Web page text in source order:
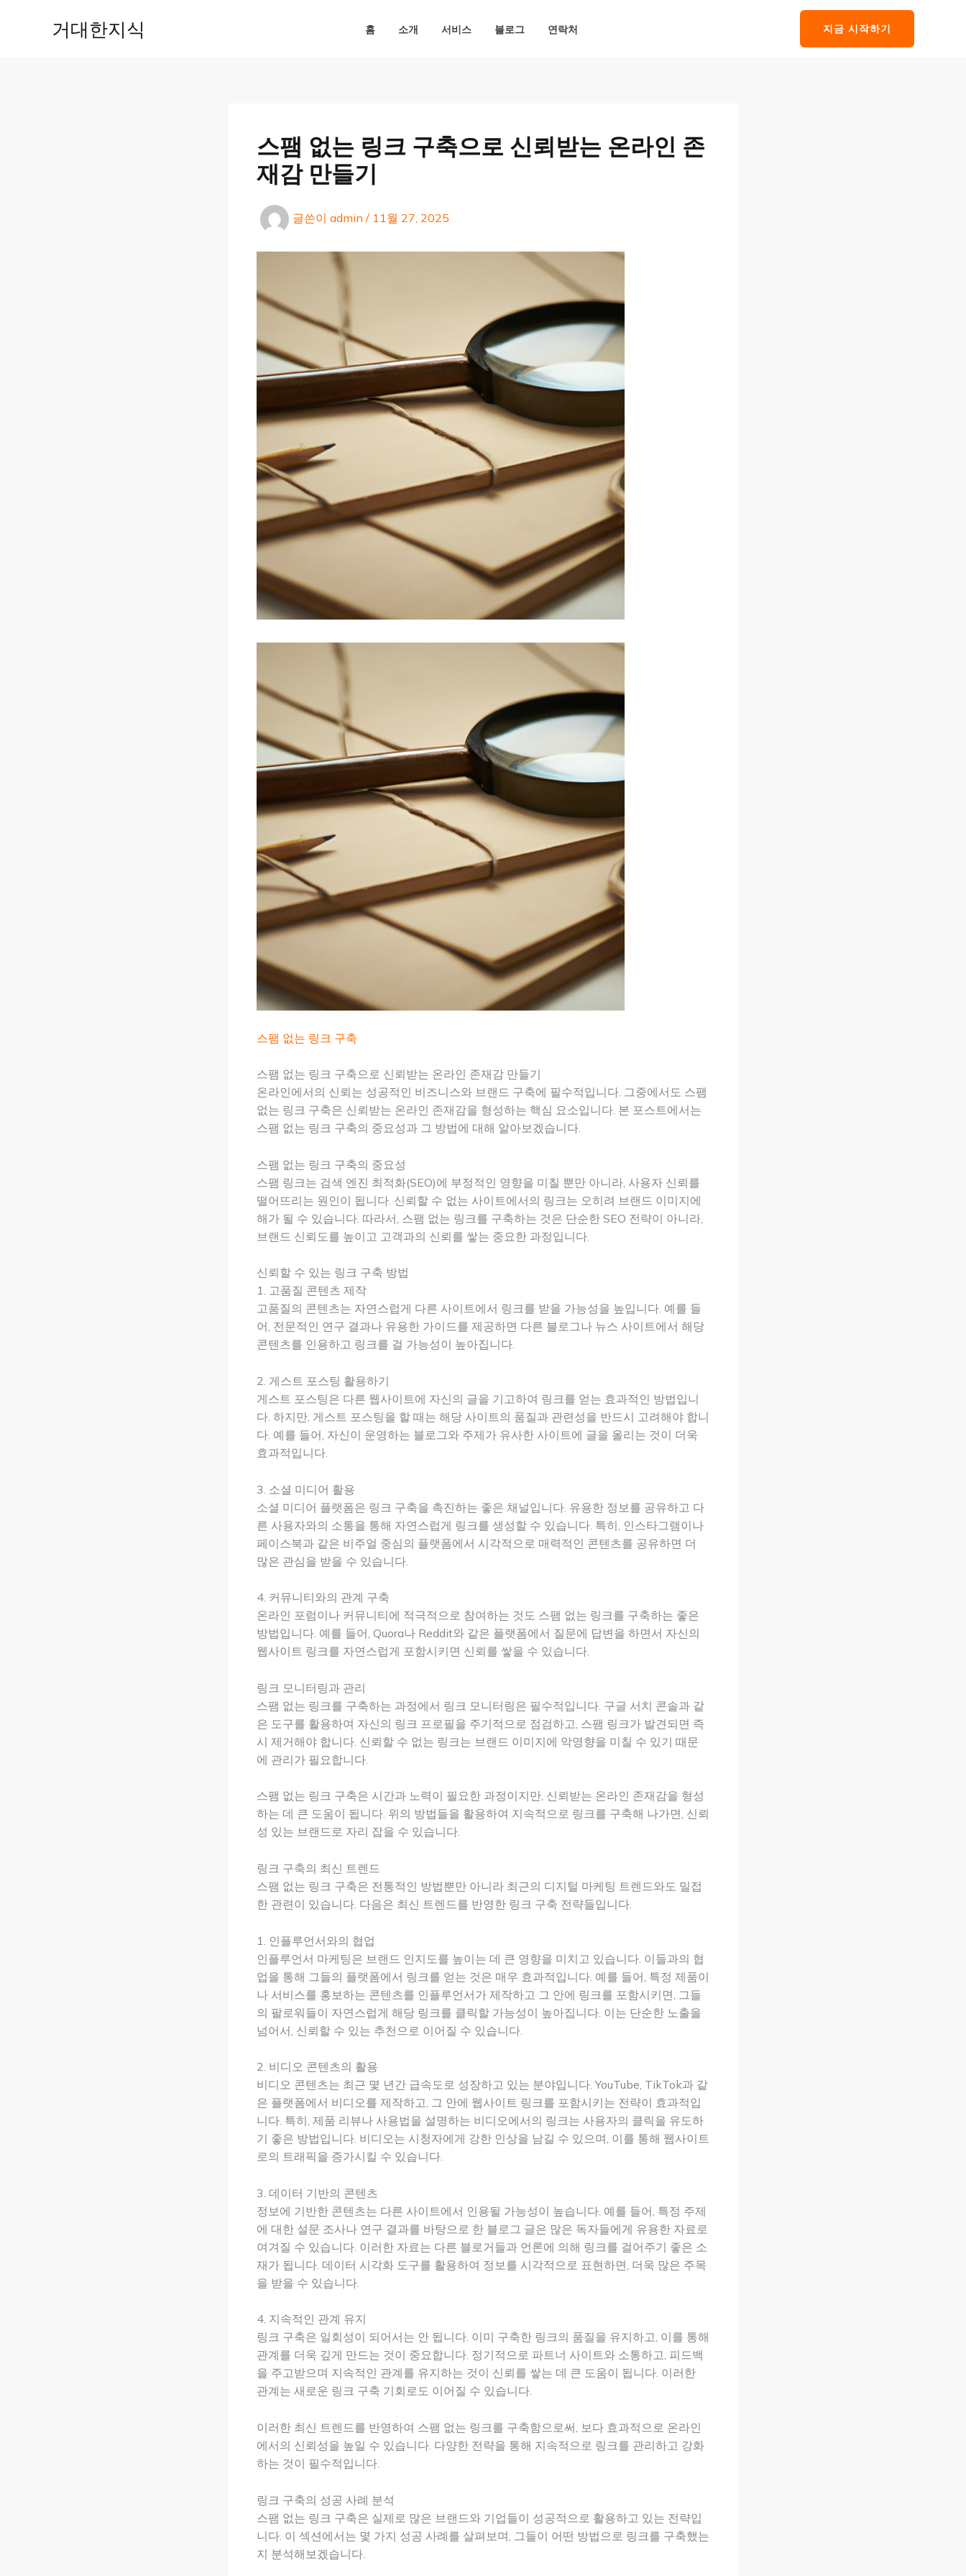
거대한지식 홈 소개 서비스 블로그 연락처 지금 시작하기
스팸 없는 링크 구축으로 신뢰받는 온라인 존
재감 만들기
글쓴이 admin / 11월 27, 2025
스팸 없는 링크 구축
스팸 없는 링크 구축으로 신뢰받는 온라인 존재감 만들기
온라인에서의 신뢰는 성공적인 비즈니스와 브랜드 구축에 필수적입니다. 그중에서도 스팸
없는 링크 구축은 신뢰받는 온라인 존재감을 형성하는 핵심 요소입니다. 본 포스트에서는
스팸 없는 링크 구축의 중요성과 그 방법에 대해 알아보겠습니다.
스팸 없는 링크 구축의 중요성
스팸 링크는 검색 엔진 최적화(SEO)에 부정적인 영향을 미칠 뿐만 아니라, 사용자 신뢰를
떨어뜨리는 원인이 됩니다. 신뢰할 수 없는 사이트에서의 링크는 오히려 브랜드 이미지에
해가 될 수 있습니다. 따라서, 스팸 없는 링크를 구축하는 것은 단순한 SEO 전략이 아니라,
브랜드 신뢰도를 높이고 고객과의 신뢰를 쌓는 중요한 과정입니다.
신뢰할 수 있는 링크 구축 방법
1. 고품질 콘텐츠 제작
고품질의 콘텐츠는 자연스럽게 다른 사이트에서 링크를 받을 가능성을 높입니다. 예를 들
어, 전문적인 연구 결과나 유용한 가이드를 제공하면 다른 블로그나 뉴스 사이트에서 해당
콘텐츠를 인용하고 링크를 걸 가능성이 높아집니다.
2. 게스트 포스팅 활용하기
게스트 포스팅은 다른 웹사이트에 자신의 글을 기고하여 링크를 얻는 효과적인 방법입니
다. 하지만, 게스트 포스팅을 할 때는 해당 사이트의 품질과 관련성을 반드시 고려해야 합니
다. 예를 들어, 자신이 운영하는 블로그와 주제가 유사한 사이트에 글을 올리는 것이 더욱
효과적입니다.
3. 소셜 미디어 활용
소셜 미디어 플랫폼은 링크 구축을 촉진하는 좋은 채널입니다. 유용한 정보를 공유하고 다
른 사용자와의 소통을 통해 자연스럽게 링크를 생성할 수 있습니다. 특히, 인스타그램이나
페이스북과 같은 비주얼 중심의 플랫폼에서 시각적으로 매력적인 콘텐츠를 공유하면 더
많은 관심을 받을 수 있습니다.
4. 커뮤니티와의 관계 구축
온라인 포럼이나 커뮤니티에 적극적으로 참여하는 것도 스팸 없는 링크를 구축하는 좋은
방법입니다. 예를 들어, Quora나 Reddit와 같은 플랫폼에서 질문에 답변을 하면서 자신의
웹사이트 링크를 자연스럽게 포함시키면 신뢰를 쌓을 수 있습니다.
링크 모니터링과 관리
스팸 없는 링크를 구축하는 과정에서 링크 모니터링은 필수적입니다. 구글 서치 콘솔과 같
은 도구를 활용하여 자신의 링크 프로필을 주기적으로 점검하고, 스팸 링크가 발견되면 즉
시 제거해야 합니다. 신뢰할 수 없는 링크는 브랜드 이미지에 악영향을 미칠 수 있기 때문
에 관리가 필요합니다.
스팸 없는 링크 구축은 시간과 노력이 필요한 과정이지만, 신뢰받는 온라인 존재감을 형성
하는 데 큰 도움이 됩니다. 위의 방법들을 활용하여 지속적으로 링크를 구축해 나가면, 신뢰
성 있는 브랜드로 자리 잡을 수 있습니다.
링크 구축의 최신 트렌드
스팸 없는 링크 구축은 전통적인 방법뿐만 아니라 최근의 디지털 마케팅 트렌드와도 밀접
한 관련이 있습니다. 다음은 최신 트렌드를 반영한 링크 구축 전략들입니다.
1. 인플루언서와의 협업
인플루언서 마케팅은 브랜드 인지도를 높이는 데 큰 영향을 미치고 있습니다. 이들과의 협
업을 통해 그들의 플랫폼에서 링크를 얻는 것은 매우 효과적입니다. 예를 들어, 특정 제품이
나 서비스를 홍보하는 콘텐츠를 인플루언서가 제작하고 그 안에 링크를 포함시키면, 그들
의 팔로워들이 자연스럽게 해당 링크를 클릭할 가능성이 높아집니다. 이는 단순한 노출을
넘어서, 신뢰할 수 있는 추천으로 이어질 수 있습니다.
2. 비디오 콘텐츠의 활용
비디오 콘텐츠는 최근 몇 년간 급속도로 성장하고 있는 분야입니다. YouTube, TikTok과 같
은 플랫폼에서 비디오를 제작하고, 그 안에 웹사이트 링크를 포함시키는 전략이 효과적입
니다. 특히, 제품 리뷰나 사용법을 설명하는 비디오에서의 링크는 사용자의 클릭을 유도하
기 좋은 방법입니다. 비디오는 시청자에게 강한 인상을 남길 수 있으며, 이를 통해 웹사이트
로의 트래픽을 증가시킬 수 있습니다.
3. 데이터 기반의 콘텐츠
정보에 기반한 콘텐츠는 다른 사이트에서 인용될 가능성이 높습니다. 예를 들어, 특정 주제
에 대한 설문 조사나 연구 결과를 바탕으로 한 블로그 글은 많은 독자들에게 유용한 자료로
여겨질 수 있습니다. 이러한 자료는 다른 블로거들과 언론에 의해 링크를 걸어주기 좋은 소
재가 됩니다. 데이터 시각화 도구를 활용하여 정보를 시각적으로 표현하면, 더욱 많은 주목
을 받을 수 있습니다.
4. 지속적인 관계 유지
링크 구축은 일회성이 되어서는 안 됩니다. 이미 구축한 링크의 품질을 유지하고, 이를 통해
관계를 더욱 깊게 만드는 것이 중요합니다. 정기적으로 파트너 사이트와 소통하고, 피드백
을 주고받으며 지속적인 관계를 유지하는 것이 신뢰를 쌓는 데 큰 도움이 됩니다. 이러한
관계는 새로운 링크 구축 기회로도 이어질 수 있습니다.
이러한 최신 트렌드를 반영하여 스팸 없는 링크를 구축함으로써, 보다 효과적으로 온라인
에서의 신뢰성을 높일 수 있습니다. 다양한 전략을 통해 지속적으로 링크를 관리하고 강화
하는 것이 필수적입니다.
링크 구축의 성공 사례 분석
스팸 없는 링크 구축은 실제로 많은 브랜드와 기업들이 성공적으로 활용하고 있는 전략입
니다. 이 섹션에서는 몇 가지 성공 사례를 살펴보며, 그들이 어떤 방법으로 링크를 구축했는
지 분석해보겠습니다.